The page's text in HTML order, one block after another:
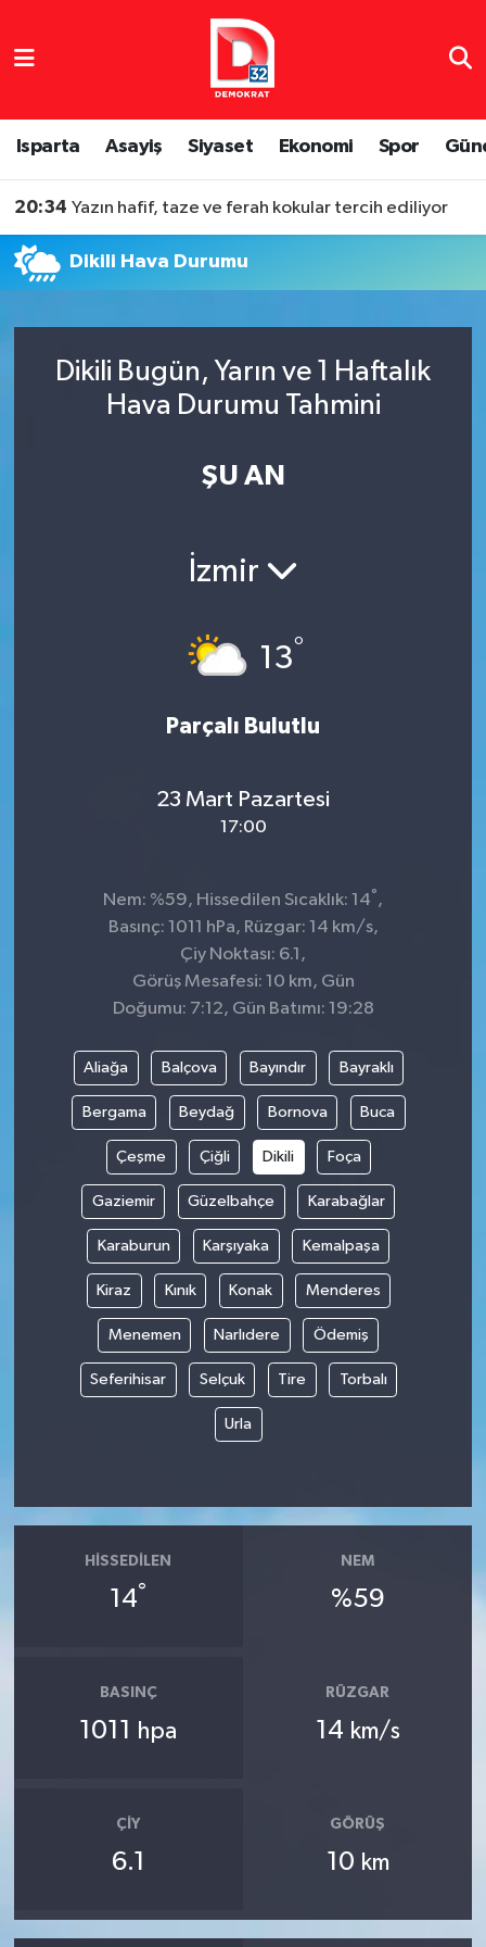
Isparta Asayiş Siyaset Ekonomi Spor
20:34 Yazın hafif, taze ve ferah kokular tercih ediliyor
Dikili Hava Durumu
Dikili Bugün, Yarın ve 1 Haftalık
Hava Durumu Tahmini
ŞU AN
İzmir
13°
Parçalı Bulutlu
23 Mart Pazartesi
17:00
Nem: %59, Hissedilen Sıcaklık: 14°,
Basınç: 1011 hPa, Rüzgar: 14 km/s,
Çiy Noktası: 6.1,
Görüş Mesafesi: 10 km, Gün
Doğumu: 7:12, Gün Batımı: 19:28
Aliağa Balçova Bayındır Bayraklı
Bergama Beydağ Bornova Buca
Çeşme Çiğli Dikili Foça
Gaziemir Güzelbahçe Karabağlar
Karaburun Karşıyaka Kemalpaşa
Kiraz Kınık Konak Menderes
Menemen Narlıdere Ödemiş
Seferihisar Selçuk Tire Torbalı
Urla
HISSEDILEN
14°
NEM
%59
BASINÇ
1011 hpa
RÜZGAR
14 km/s
ÇIY
6.1
GÖRÜŞ
10 km
Isparta Nöbetçi Eczaneler
Isparta Hava Durumu
Tüm Manşetler
Son Dakika Haberleri